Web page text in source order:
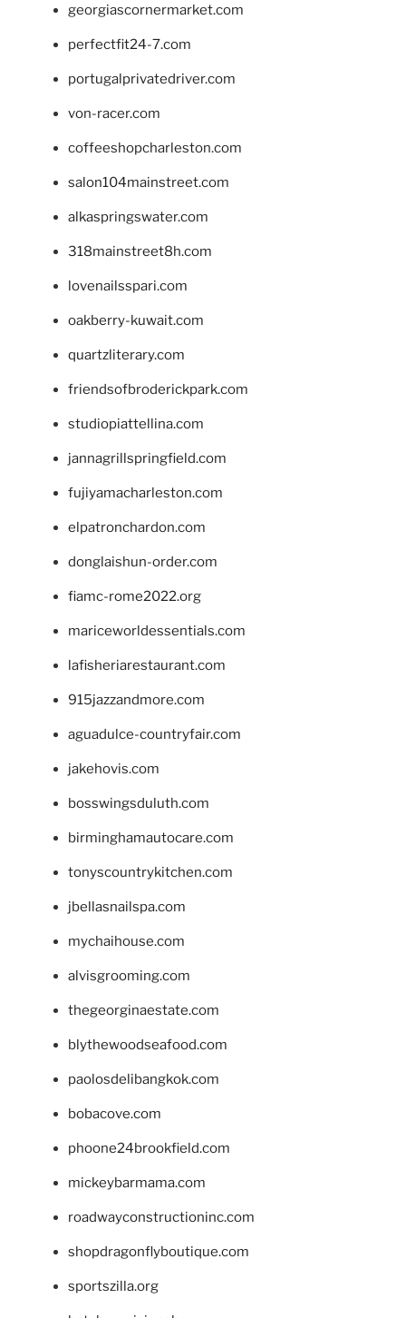
georgiascornermarket.com
perfectfit24-7.com
portugalprivatedriver.com
von-racer.com
coffeeshopcharleston.com
salon104mainstreet.com
alkaspringswater.com
318mainstreet8h.com
lovenailsspari.com
oakberry-kuwait.com
quartzliterary.com
friendsofbroderickpark.com
studiopiattellina.com
jannagrillspringfield.com
fujiyamacharleston.com
elpatronchardon.com
donglaishun-order.com
fiamc-rome2022.org
mariceworldessentials.com
lafisheriarestaurant.com
915jazzandmore.com
aguadulce-countryfair.com
jakehovis.com
bosswingsduluth.com
birminghamautocare.com
tonyscountrykitchen.com
jbellasnailspa.com
mychaihouse.com
alvisgrooming.com
thegeorginaestate.com
blythewoodseafood.com
paolosdelibangkok.com
bobacove.com
phoone24brookfield.com
mickeybarmama.com
roadwayconstructioninc.com
shopdragonflyboutique.com
sportszilla.org